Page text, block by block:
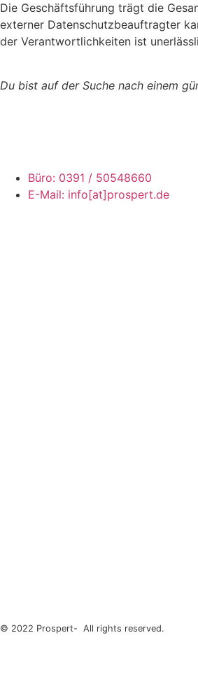
Die Geschäftsführung trägt die
externer Datenschutzbeauftragter
der Verantwortlichkeiten ist
Du bist auf der Suche nach einem
Büro: 0391 / 50548660
E-Mail: info[at]prospert.de
© 2022 Prospert- All rights reserved.